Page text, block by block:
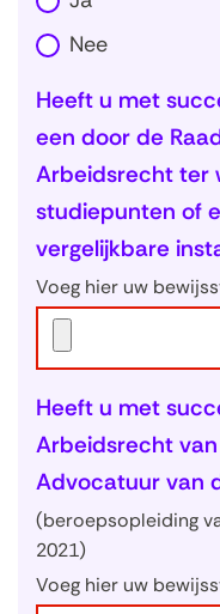
Nee
Heeft u met
een door de
Arbeidsrecht ter
studiepunten of
vergelijkbare
Voeg hier uw
Heeft u met
Arbeidsrecht
Advocatuur van
(beroepsopleiding
2021)
Voeg hier uw